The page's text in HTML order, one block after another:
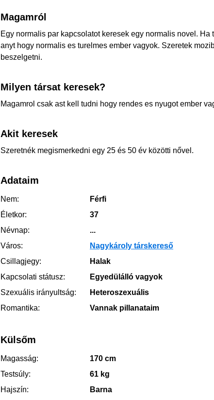
Magamról
Egy normalis par kapcsolatot keresek egy normalis novel. Ha
anyt hogy normalis es turelmes ember vagyok. Szeretek
beszelgetni.
Milyen társat keresek?
Magamrol csak ast kell tudni hogy rendes es nyugot ember
Akit keresek
Szeretnék megismerkedni egy 25 és 50 év közötti nővel.
Adataim
Nem:
Férfi
Életkor:
37
Névnap:
...
Város:
Nagykároly társkereső
Csillagjegy:
Halak
Kapcsolati státusz:
Egyedülálló vagyok
Szexuális irányultság:
Heteroszexuális
Romantika:
Vannak pillanataim
Külsőm
Magasság:
170 cm
Testsúly:
61 kg
Hajszín:
Barna